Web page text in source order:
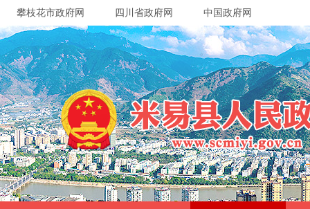
攀枝花市政府网 四川省政府网 中国政府网